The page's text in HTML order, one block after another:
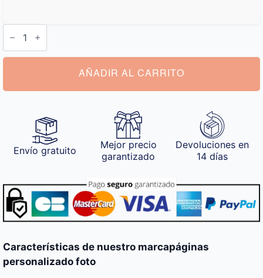
Marcapáginas
Personalizado
Foto
cantidad
AÑADIR AL CARRITO
Envío gratuito
Mejor precio
garantizado
Devoluciones en
14 días
Características de nuestro marcapáginas
personalizado foto